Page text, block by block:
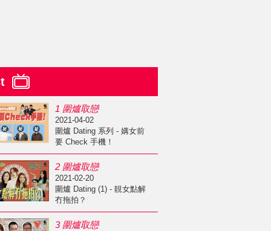
1 圍爐取戀
2021-04-02
圍爐 Dating 系列 - 媾女前
要 Check 手機！
2 圍爐取戀
2021-02-20
圍爐 Dating (1) - 靚女點解
冇拖拍？
3 圍爐取戀